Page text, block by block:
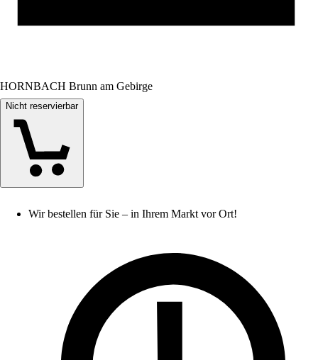
HORNBACH Brunn am Gebirge
Nicht reservierbar
Wir bestellen für Sie – in Ihrem Markt vor Ort!